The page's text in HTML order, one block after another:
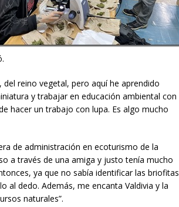
reino vegetal, pero aquí he aprendido
y trabajar en educación ambiental con
hacer un trabajo con lupa. Es algo mucho
de administración en ecoturismo de la
a través de una amiga y justo tenía mucho
ya que no sabía identificar las briofitas
dedo. Además, me encanta Valdivia y la
naturales”.